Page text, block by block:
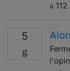
112
5